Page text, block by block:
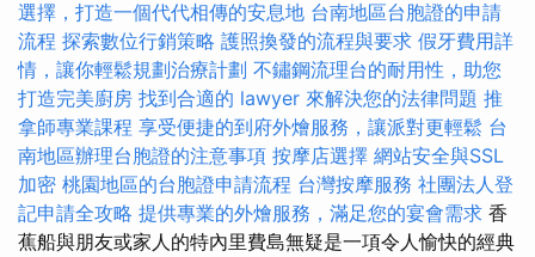
選擇，打造一個代代相傳的安息地 台南地區台胞證的申請
流程 探索數位行銷策略 護照換發的流程與要求 假牙費用詳
情，讓你輕鬆規劃治療計劃 不鏽鋼流理台的耐用性，助您
打造完美廚房 找到合適的 lawyer 來解決您的法律問題 推
拿師專業課程 享受便捷的到府外燴服務，讓派對更輕鬆 台
南地區辦理台胞證的注意事項 按摩店選擇 網站安全與SSL
加密 桃園地區的台胞證申請流程 台灣按摩服務 社團法人登
記申請全攻略 提供專業的外燴服務，滿足您的宴會需求 香
蕉船與朋友或家人的特內里費島無疑是一項令人愉快的經典